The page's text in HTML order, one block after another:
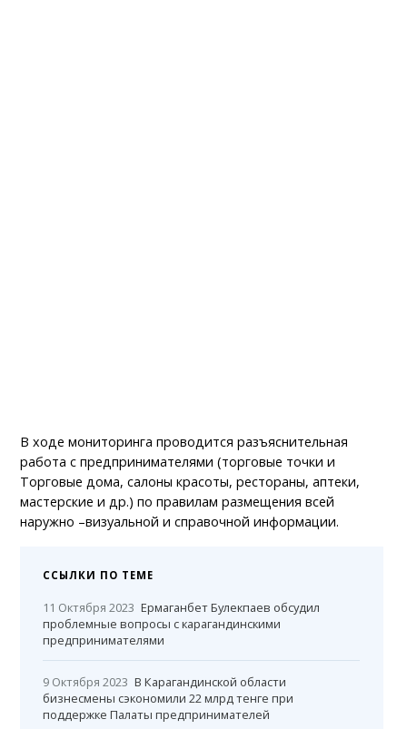
В ходе мониторинга проводится разъяснительная
работа с предпринимателями (торговые точки и
Торговые дома, салоны красоты, рестораны, аптеки,
мастерские и др.) по правилам размещения всей
наружно –визуальной и справочной информации.
ССЫЛКИ ПО ТЕМЕ
11 Октября 2023 Ермаганбет Булекпаев обсудил
проблемные вопросы с карагандинскими
предпринимателями
9 Октября 2023 В Карагандинской области
бизнесмены сэкономили 22 млрд тенге при
поддержке Палаты предпринимателей